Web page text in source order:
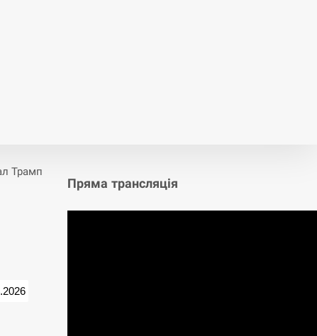
Трамп
Пряма трансляція